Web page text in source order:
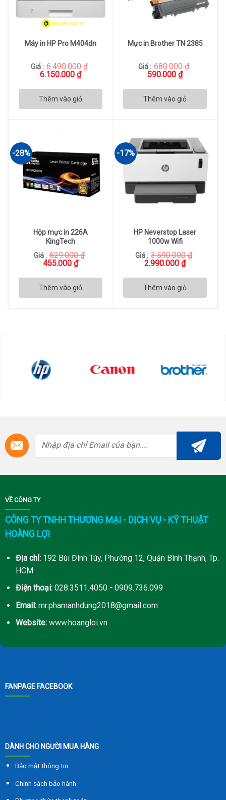
Máy in HP Pro M404dn
Giá : 6.490.000₫
Giá
là:
6.490.000 ₫.
6.150.000 ₫Giá
tại
là:
6.150.000 ₫.
Thêm vào giỏ
Mực in Brother TN 2385
Giá : 680.000₫
Giá
là:
680.000 ₫.
590.000 ₫Giá
tại
là:
590.000 ₫.
Thêm vào giỏ
-28%
Hộp mực in 226A
KingTech
Giá : 629.000₫
Giá
là:
629.000 ₫.
455.000 ₫Giá
tại
là:
455.000 ₫.
Thêm vào giỏ
-17%
HP Neverstop Laser
1000w Wifi
Giá : 3.590.000₫
Giá
là:
3.590.000 ₫.
2.990.000 ₫Giá
tại
là:
2.990.000
Thêm vào giỏ
VỀ CÔNG TY
CÔNG TY TNHH THƯƠNG MẠI - DỊCH VỤ - KỸ THUẬT
HOÀNG LỢI
Địa chỉ:192 Bùi Đình Túy, Phường 12, Quận Bình Thạnh, Tp.
HCM
Điện thoại: 028.3511.4050-0909.736.099
Email:mr.phamanhdung2018@gmail.com
Website: www.hoangloi.vn
FANPAGE FACEBOOK
DÀNH CHO NGƯỜI MUA HÀNG
Bảo mật thông tin
Chính sách bảo hành